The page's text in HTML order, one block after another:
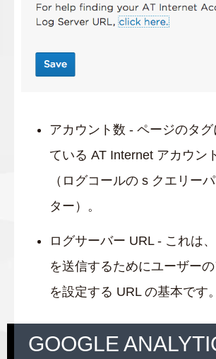
アカウント数 - ページのタ
ている AT Internet アカウン
（ログコールの s クエリー
ター）。
ログサーバー URL - これは
を送信するためにユーザー
を設定する URL の基本です。
GOOGLE